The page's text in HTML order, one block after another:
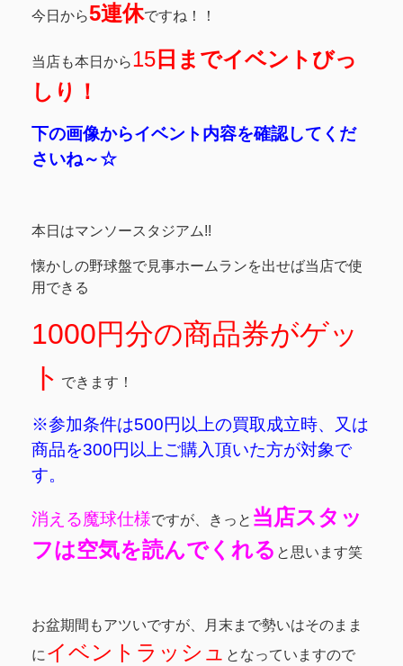
今日から5連休ですね！！
当店も本日から15日までイベントびっ
しり！
下の画像からイベント内容を確認してくだ
さいね～☆
本日はマンソースタジアム!!
懐かしの野球盤で見事ホームランを出せば当店で使
用できる
1000円分の商品券がゲッ
ト できます！
※参加条件は500円以上の買取成立時、又は
商品を300円以上ご購入頂いた方が対象で
す。
消える魔球仕様ですが、きっと 当店スタッ
フは空気を読んでくれる と思います笑
お盆期間もアツいですが、月末まで勢いはそのまま
にイベントラッシュ となっていますので